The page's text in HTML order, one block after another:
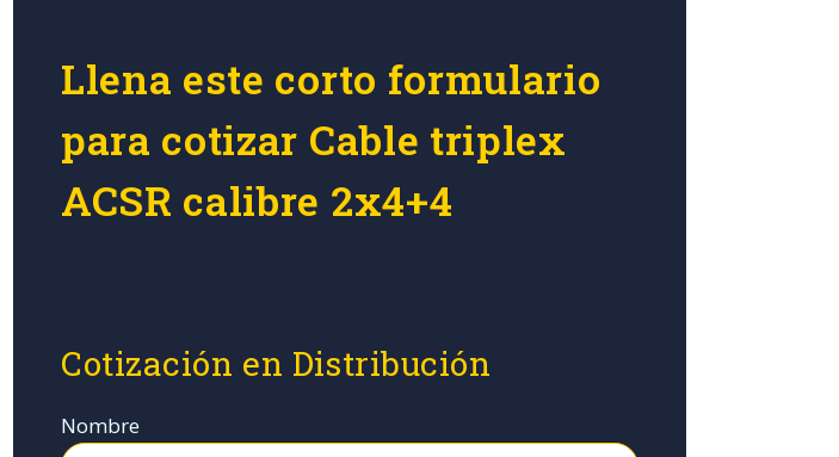
Llena este corto formulario
para cotizar Cable triplex
ACSR calibre 2x4+4
Cotización en Distribución
Nombre